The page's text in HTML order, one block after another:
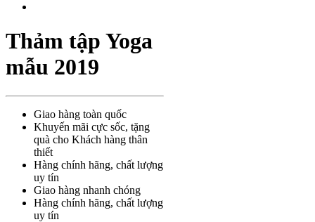
Thảm tập Yoga
mẫu 2019
Giao hàng toàn quốc
Khuyến mãi cực sốc, tặng
quà cho Khách hàng thân
thiết
Hàng chính hãng, chất lượng
uy tín
Giao hàng nhanh chóng
Hàng chính hãng, chất lượng
uy tín